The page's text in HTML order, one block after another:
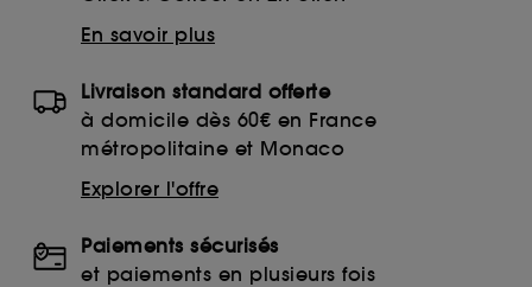
En savoir plus
Livraison standard offerte
à domicile dès 60€ en France
métropolitaine et Monaco
Explorer l'offre
Paiements sécurisés
et paiements en plusieurs fois
moment choisir de retirer votrte consentement. Si vous
souhaitez obtenir plus d'information sur les cookies